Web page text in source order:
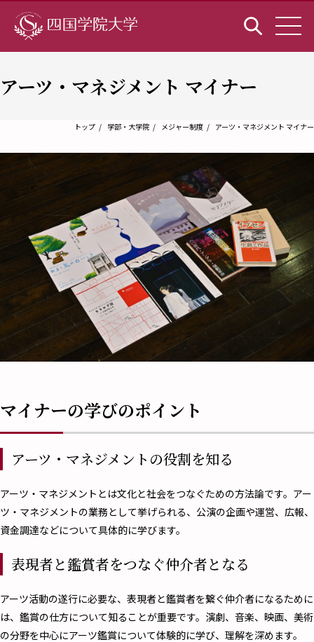
アーツ・マネジメント マイナー
トップ 学部・大学院 メジャー制度 アーツ・マネジメント マイナー
マイナーの学びのポイント
アーツ・マネジメントの役割を知る
アーツ・マネジメントとは文化と社会をつなぐための方法論です。アー
ツ・マネジメントの業務として挙げられる、公演の企画や運営、広報、
資金調達などについて具体的に学びます。
表現者と鑑賞者をつなぐ仲介者となる
アーツ活動の遂行に必要な、表現者と鑑賞者を繋ぐ仲介者になるために
は、鑑賞の仕方について知ることが重要です。演劇、音楽、映画、美術
の分野を中心にアーツ鑑賞について体験的に学び、理解を深めます。